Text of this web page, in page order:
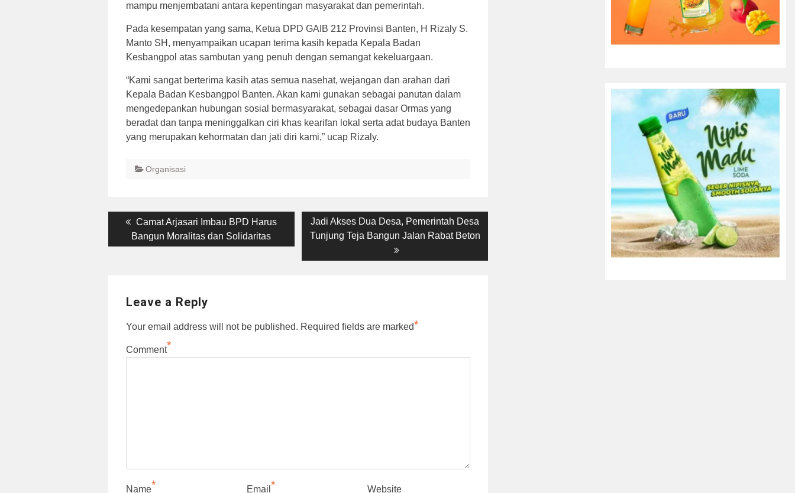
mampu menjembatani antara kepentingan masyarakat dan pemerintah.
Pada kesempatan yang sama, Ketua DPD GAIB 212 Provinsi Banten, H Rizaly S.
Manto SH, menyampaikan ucapan terima kasih kepada Kepala Badan
Kesbangpol atas sambutan yang penuh dengan semangat kekeluargaan.
“Kami sangat berterima kasih atas semua nasehat, wejangan dan arahan dari
Kepala Badan Kesbangpol Banten. Akan kami gunakan sebagai panutan dalam
mengedepankan hubungan sosial bermasyarakat, sebagai dasar Ormas yang
beradat dan tanpa meninggalkan ciri khas kearifan lokal serta adat budaya Banten
yang merupakan kehormatan dan jati diri kami,” ucap Rizaly.
Organisasi
Post
navigation
Previous
post:
Camat Arjasari Imbau BPD Harus
Bangun Moralitas dan Solidaritas
Next
post:
Jadi Akses Dua Desa, Pemerintah Desa
Tunjung Teja Bangun Jalan Rabat Beton
Leave a Reply
Your email address will not be published. Required fields are marked*
Comment*
Name* Email * Website